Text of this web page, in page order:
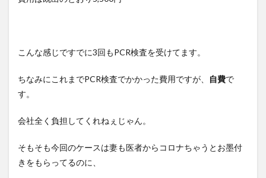
こんな感じですでに3回もPCR検査を受けてます。
ちなみにこれまでPCR検査でかかった費用ですが、 自費で
す。
会社全く負担してくれねぇじゃん。
そもそも今回のケースは妻も医者からコロナちゃうとお墨付
きをもらってるのに、